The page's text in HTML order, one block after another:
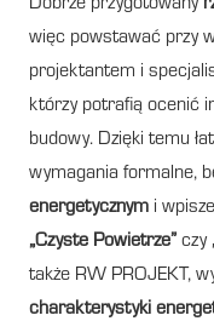
Dobrze przygotowany
więc powstawać przy
projektantem i
którzy potrafią ocenić
budowy. Dzięki temu
wymagania formalne,
energetycznym i
„Czyste Powietrze” czy
także RW PROJEKT,
charakterystyki